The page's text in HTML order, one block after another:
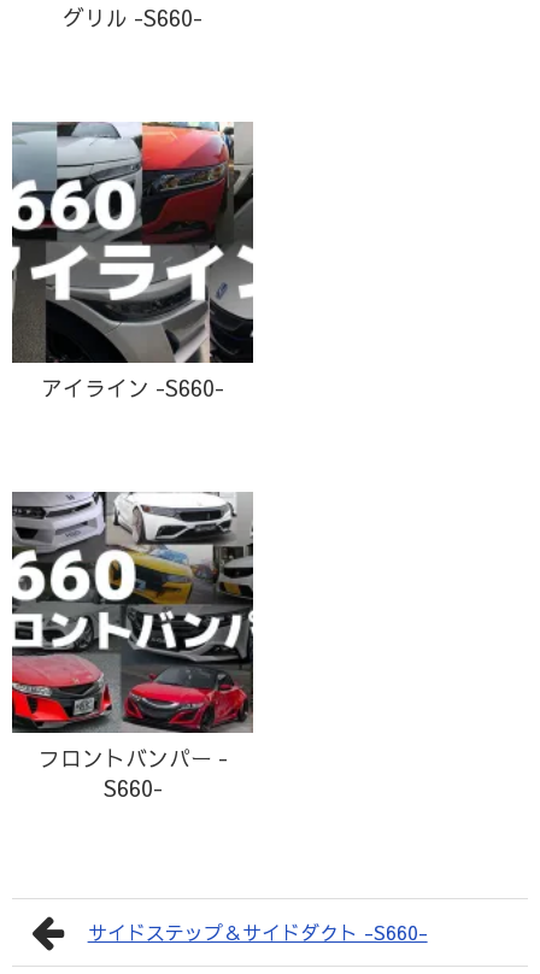
グリル -S660-
アイライン -S660-
フロントバンパー -
S660-
サイドステップ＆サイドダクト -S660-